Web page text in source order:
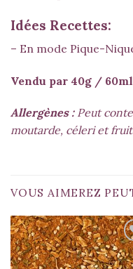
Idées Recettes:
– En mode Pique-
Vendu par 40g / 60ml
Allergènes :Peut
moutarde, céleri et
VOUS AIMEREZ